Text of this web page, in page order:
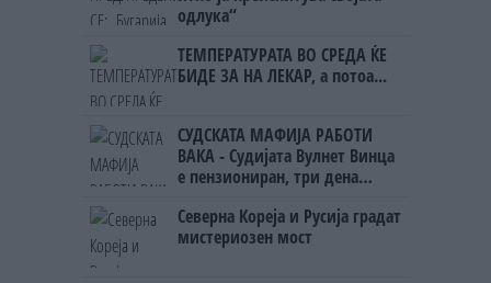
одлука“
ТЕМПЕРАТУРАТА ВО СРЕДА ЌЕ
БИДЕ ЗА НА ЛЕКАР, а потоа...
СУДСКАТА МАФИЈА РАБОТИ
ВАКА - Судијата Вулнет Винца
е пензиониран, три дена
на бизнисменот Марковски
Северна Кореја и Русија градат
мистериозен мост